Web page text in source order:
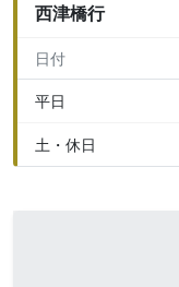
西津橋行
日付
平日
土・休日